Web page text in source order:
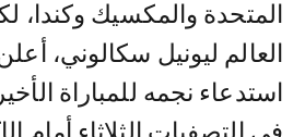
المتحدة والمكسيك وكندا،
العالم ليونيل سكالوني،
استدعاء نجمه للمباراة